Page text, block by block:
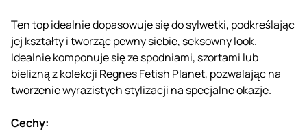
Ten top idealnie dopasowuje się do sylwetki, podkreślając
jej kształty i tworząc pewny siebie, seksowny look.
Idealnie komponuje się ze spodniami, szortami lub
bielizną z kolekcji Regnes Fetish Planet, pozwalając na
tworzenie wyrazistych stylizacji na specjalne okazje.
Cechy: